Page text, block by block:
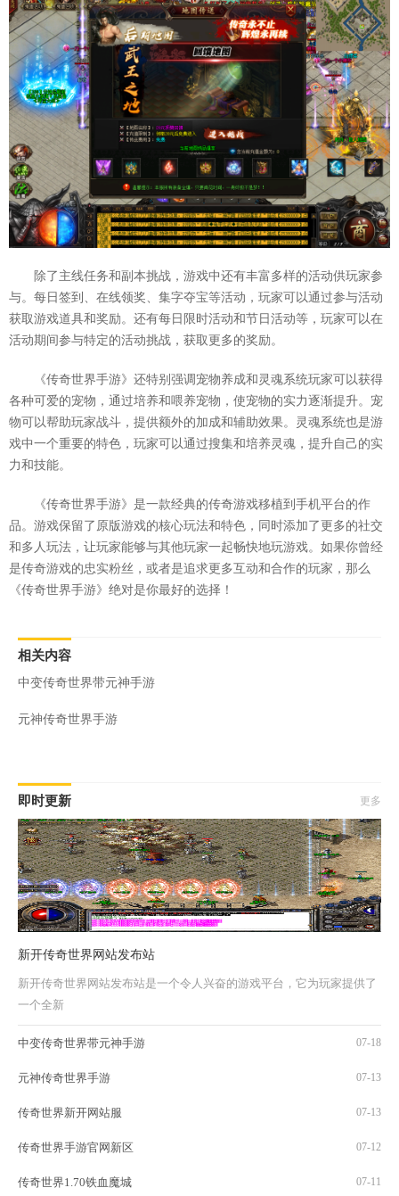
除了主线任务和副本挑战，游戏中还有丰富多样的活动供玩家参
与。每日签到、在线领奖、集字夺宝等活动，玩家可以通过参与活动
获取游戏道具和奖励。还有每日限时活动和节日活动等，玩家可以在
活动期间参与特定的活动挑战，获取更多的奖励。
《传奇世界手游》还特别强调宠物养成和灵魂系统玩家可以获得
各种可爱的宠物，通过培养和喂养宠物，使宠物的实力逐渐提升。宠
物可以帮助玩家战斗，提供额外的加成和辅助效果。灵魂系统也是游
戏中一个重要的特色，玩家可以通过搜集和培养灵魂，提升自己的实
力和技能。
《传奇世界手游》是一款经典的传奇游戏移植到手机平台的作
品。游戏保留了原版游戏的核心玩法和特色，同时添加了更多的社交
和多人玩法，让玩家能够与其他玩家一起畅快地玩游戏。如果你曾经
是传奇游戏的忠实粉丝，或者是追求更多互动和合作的玩家，那么
《传奇世界手游》绝对是你最好的选择！
相关内容
中变传奇世界带元神手游
元神传奇世界手游
即时更新 更多
新开传奇世界网站发布站
新开传奇世界网站发布站是一个令人兴奋的游戏平台，它为玩家提供了
一个全新
中变传奇世界带元神手游 07-18
元神传奇世界手游 07-13
传奇世界新开网站服 07-13
传奇世界手游官网新区 07-12
传奇世界1.70铁血魔城 07-11